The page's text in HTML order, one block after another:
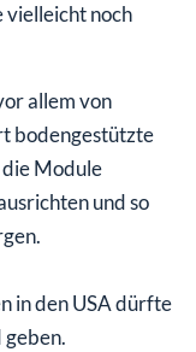
vielleicht noch
allem von
bodengestützte
Module
und so
in den USA dürfte
geben.